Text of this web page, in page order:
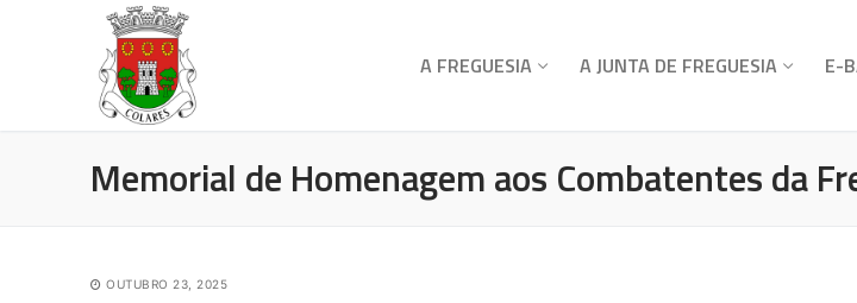
A FREGUESIA A JUNTA DE FREGUESIA E-
Memorial de Homenagem aos Combatentes da
OUTUBRO 23, 2025